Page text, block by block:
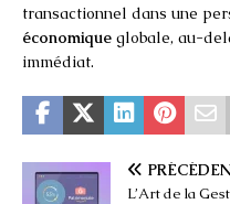
transactionnel dans une
économique globale, au-
immédiat.
L’Art de la